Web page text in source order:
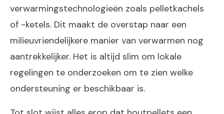
verwarmingstechnologieën zoals pelletkachels
of -ketels. Dit maakt de overstap naar een
milieuvriendelijkere manier van verwarmen nog
aantrekkelijker. Het is altijd slim om lokale
regelingen te onderzoeken om te zien welke
ondersteuning er beschikbaar is.